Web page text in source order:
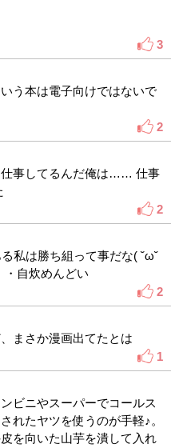
3
う本は電子向けではないで
2
仕事してるんだ俺は…… 仕事
2
私は勝ち組って事だな( ˘ω˘
・自炊めんどい
2
まさか漫画出てたとは
1
ビニやスーパーでコールス
れたヤツを使うのが手軽♪。
を向いた山芋を潰して入れ